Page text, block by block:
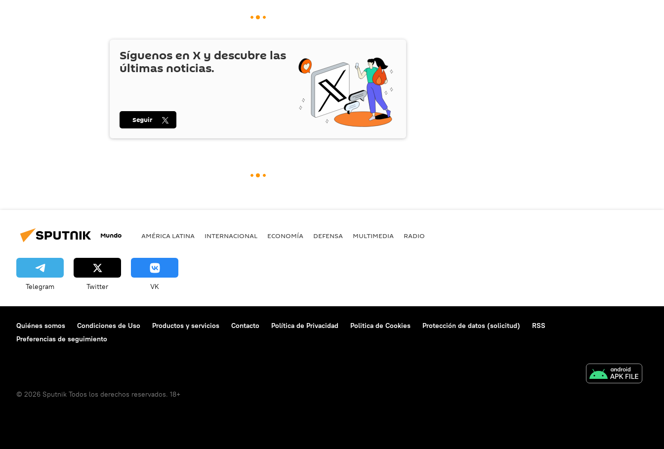
Síguenos en X y descubre las
últimas noticias.
Seguir
Mundo AMÉRICA LATINA INTERNACIONAL ECONOMÍA DEFENSA MULTIMEDIA RADIO
Telegram Twitter VK
Quiénes somos Condiciones de Uso Productos y servicios Contacto Política de Privacidad Politica de Cookies Protección de datos (solicitud)
RSS
Preferencias de seguimiento
© 2026 Sputnik Todos los derechos reservados. 18+